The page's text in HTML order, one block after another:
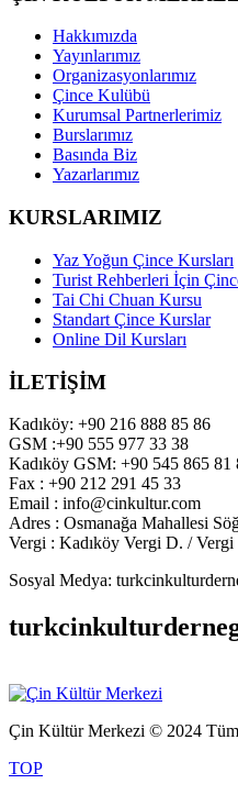
Hakkımızda
Yayınlarımız
Organizasyonlarımız
Çince Kulübü
Kurumsal Partnerlerimiz
Burslarımız
Basında Biz
Yazarlarımız
KURSLARIMIZ
Yaz Yoğun Çince Kursları
Turist Rehberleri İçin
Tai Chi Chuan Kursu
Standart Çince Kurslar
Online Dil Kursları
İLETİŞİM
Kadıköy: +90 216 888 85 86
GSM :+90 555 977 33 38
Kadıköy GSM: +90 545 865 81
Fax : +90 212 291 45 33
Email : info@cinkultur.com
Adres : Osmanağa Mahallesi
Vergi : Kadıköy Vergi D. /
Sosyal Medya:
Çin Kültür Merkezi © 2024 Tüm
TOP